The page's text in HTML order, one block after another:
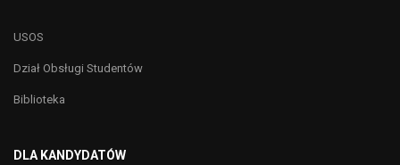
USOS
Dział Obsługi Studentów
Biblioteka
DLA KANDYDATÓW